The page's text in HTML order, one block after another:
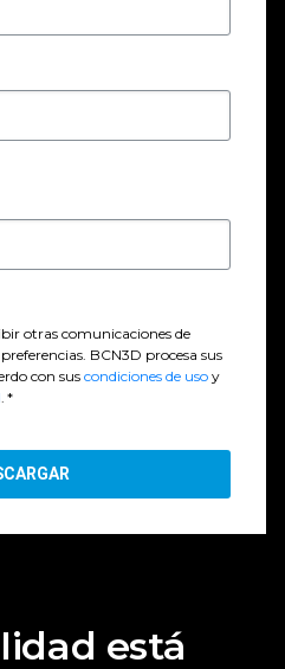
otras comunicaciones de
BCN3D procesa sus
con sus condiciones de uso y
. *
está